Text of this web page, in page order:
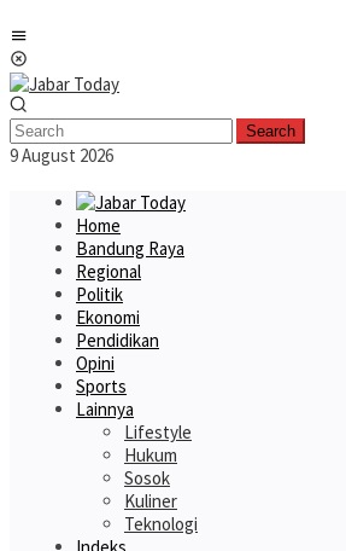
to
content
Search
9 August 2026
Home
Bandung Raya
Regional
Politik
Ekonomi
Pendidikan
Opini
Sports
Lainnya
Lifestyle
Hukum
Sosok
Kuliner
Teknologi